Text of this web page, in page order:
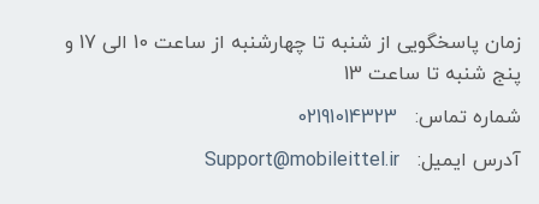
زمان پاسخگویی از شنبه تا چهارشنبه از ساعت 10 الی 17 و
پنج شنبه تا ساعت 13
شماره تماس:
02191014323
آدرس ایمیل:
Support@mobileittel.ir